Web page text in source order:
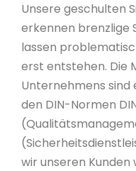
Unsere geschulten
erkennen brenzlige
lassen
erst entstehen. Die
Unternehmens
den DIN-Normen DIN
wir unseren